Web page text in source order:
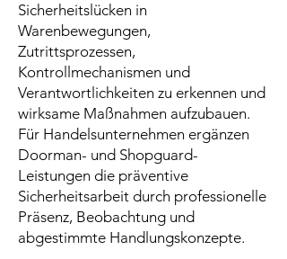
Sicherheitslücken in
Warenbewegungen,
Zutrittsprozessen,
Kontrollmechanismen und
Verantwortlichkeiten zu erkennen und
wirksame Maßnahmen aufzubauen.
Für Handelsunternehmen ergänzen
Doorman- und Shopguard-
Leistungen die präventive
Sicherheitsarbeit durch professionelle
Präsenz, Beobachtung und
abgestimmte Handlungskonzepte.